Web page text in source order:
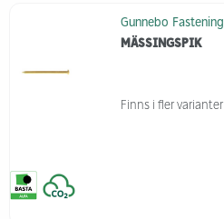
Gunnebo Fastening
MÄSSINGSPIK
Finns i fler varianter